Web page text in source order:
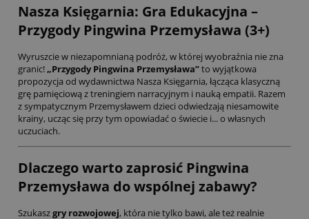
Nasza Księgarnia: Gra Edukacyjna –
Przygody Pingwina Przemysława (3+)
Wyruszcie w niezapomnianą podróż, w której wyobraźnia nie zna
granic!„Przygody Pingwina Przemysława”to wyjątkowa
propozycja od wydawnictwa Nasza Księgarnia, łącząca klasyczną
grę pamięciową z treningiem narracyjnym i nauką empatii. Razem
z sympatycznym Przemysławem dzieci odwiedzają niesamowite
krainy, ucząc się przy tym opowiadać o świecie i... o własnych
uczuciach.
Dlaczego warto zaprosić Pingwina
Przemysława do wspólnej zabawy?
Szukaszgry rozwojowej, która nie tylko bawi, ale też realnie